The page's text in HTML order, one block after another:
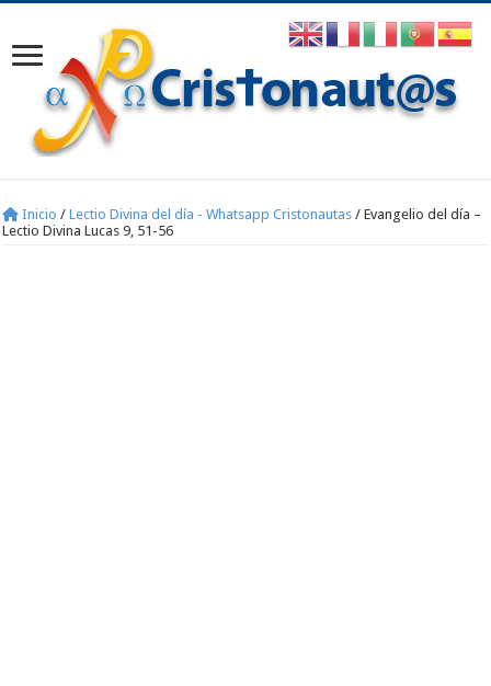
Inicio / Lectio Divina del día - Whatsapp Cristonautas / Evangelio del día –
Lectio Divina Lucas 9, 51-56